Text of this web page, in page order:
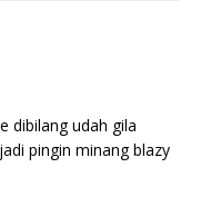
dibilang udah gila
pingin minang blazy